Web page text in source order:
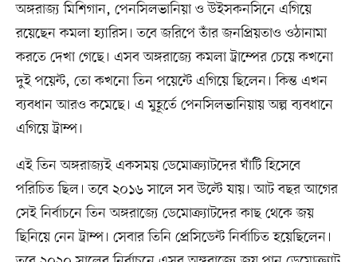
অঙ্গরাজ্য মিশিগান, পেনসিলভানিয়া ও উইসকনসিনে এগিয়ে
রয়েছেন কমলা হ্যারিস। তবে জরিপে তাঁর জনপ্রিয়তাও ওঠানামা
করতে দেখা গেছে। এসব অঙ্গরাজ্যে কমলা ট্রাম্পের চেয়ে কখনো
দুই পয়েন্ট, তো কখনো তিন পয়েন্টে এগিয়ে ছিলেন। কিন্ত এখন
ব্যবধান আরও কমেছে। এ মুহূর্তে পেনসিলভানিয়ায় অল্প ব্যবধানে
এগিয়ে ট্রাম্প।
এই তিন অঙ্গরাজ্যই একসময় ডেমোক্র্যাটদের ঘাঁটি হিসেবে
পরিচিত ছিল। তবে ২০১৬ সালে সব উল্টে যায়। আট বছর আগের
সেই নির্বাচনে তিন অঙ্গরাজ্যে ডেমোক্র্যাটদের কাছ থেকে জয়
ছিনিয়ে নেন ট্রাম্প। সেবার তিনি প্রেসিডেন্ট নির্বাচিত হয়েছিলেন।